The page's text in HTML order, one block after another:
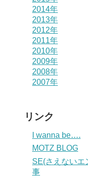
2014年
2013年
2012年
2011年
2010年
2009年
2008年
2007年
リンク
I wanna be….
MOTZ BLOG
SE(さえないエ
事